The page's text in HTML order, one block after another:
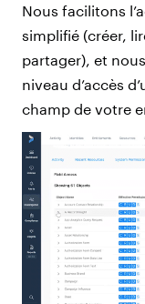
Nous facilitons
simplifié (créer,
partager), et
niveau d’accès
champ de votre